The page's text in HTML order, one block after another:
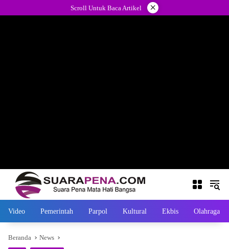
ke
Scroll Untuk Baca Artikel ×
Video Pemerintah Parpol Kultural Ekbis Olahraga
Beranda News